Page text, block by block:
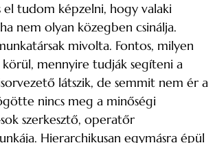
el tudom képzelni, hogy valaki
nem olyan közegben csinálja.
mivolta. Fontos, milyen
mennyire tudják segíteni a
látszik, de semmit nem ér a
nincs meg a minőségi
szerkesztő, operatőr
Hierarchikusan egymásra épül